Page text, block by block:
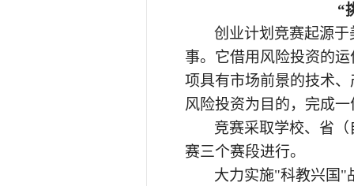
“
创业计划竞赛起源
事。它借用风险投资的
项具有市场前景的技术
风险投资为目的，完成
竞赛采取学校、省
赛三个赛段进行。
大力实施"科教兴国"